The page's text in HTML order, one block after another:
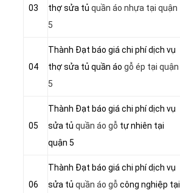
03
thợ sửa tủ quần áo nhựa tại quận
5
04
Thành Đạt báo giá chi phí dịch vụ
thợ sửa tủ quần áo gỗ ép tại quận
5
05
Thành Đạt báo giá chi phí dịch vụ
sửa tủ quần áo gỗ tự nhiên tại
quận 5
06
Thành Đạt báo giá chi phí dịch vụ
sửa tủ quần áo gỗ công nghiệp tại